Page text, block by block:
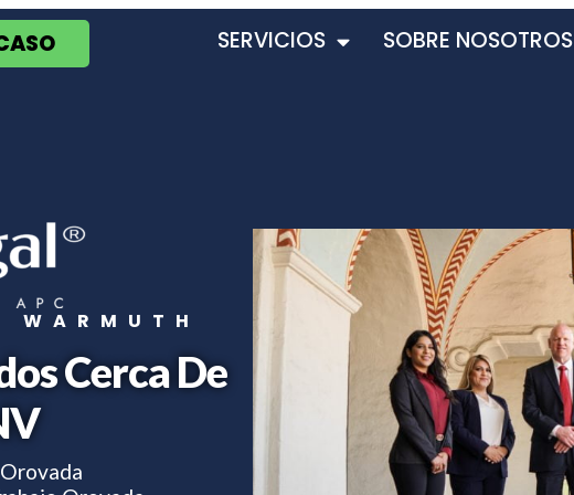
SERVICIOS SOBRE NOSOTROS
Cerca De